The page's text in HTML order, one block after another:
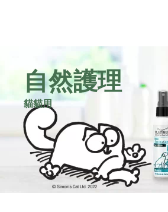
自然護理
貓貓用